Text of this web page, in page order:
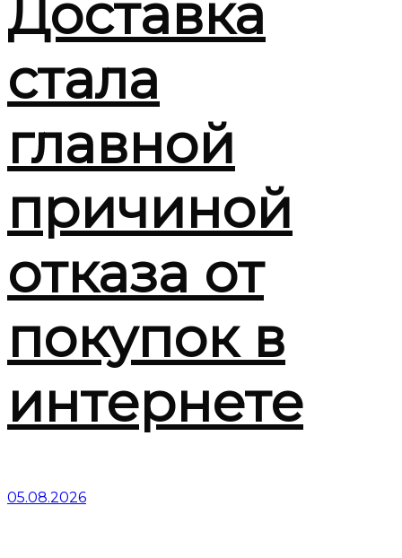
Доставка
стала
главной
причиной
отказа от
покупок в
интернете
05.08.2026